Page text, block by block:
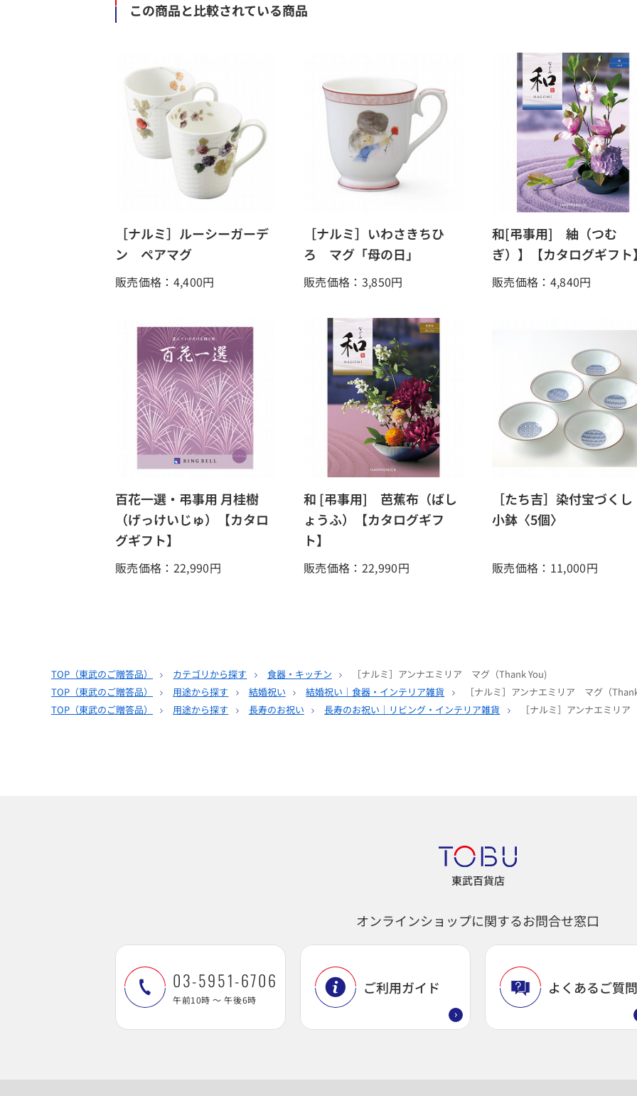
この商品と比較されている商品
［ナルミ］ルーシーガーデ
ン ペアマグ
販売価格：4,400円
［ナルミ］いわさきちひ
ろ マグ「母の日」
販売価格：3,850円
和[弔事用] 紬（つむ
ぎ）】【カタログギフト】
販売価格：4,840円
百花一選・弔事用 月桂樹
（げっけいじゅ）【カタロ
グギフト】
販売価格：22,990円
和 [弔事用] 芭蕉布（ばし
ょうふ）【カタログギフ
ト】
販売価格：22,990円
［たち吉］染付宝づくし
小鉢〈5個〉
販売価格：11,000円
TOP（東武のご贈答品） カテゴリから探す 食器・キッチン
［ナルミ］アンナエミリア マグ（Thank You)
TOP（東武のご贈答品） 用途から探す 結婚祝い 結婚祝い｜食器・インテリア雑貨
［ナルミ］アンナエミリア マグ（
TOP（東武のご贈答品） 用途から探す 長寿のお祝い 長寿のお祝い｜リビング・インテリア雑貨 ［ナルミ］アンナエミリ
東武百貨店
オンラインショップに関するお問合せ窓口
03-5951-6706
午前10時 ～ 午後6時
ご利用ガイド よくあるご質問